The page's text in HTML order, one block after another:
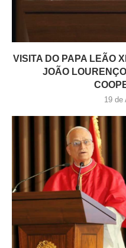
VISITA DO PAPA LEÃO
JOÃO
19 de